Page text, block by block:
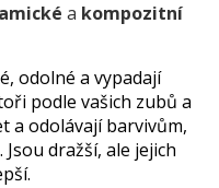
a kompozitní
odolné a vypadají
podle vašich zubů a
a odolávají barvivům,
dražší, ale jejich